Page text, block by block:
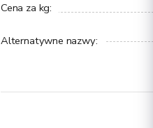
Cena za kg:
Alternatywne nazwy: